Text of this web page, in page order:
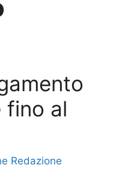
fino al
Redazione